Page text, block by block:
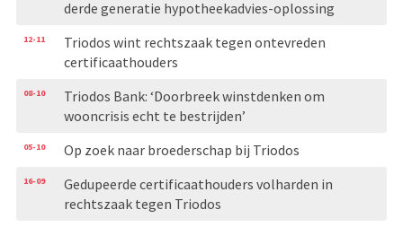
derde generatie hypotheekadvies-oplossing
12-11
Triodos wint rechtszaak tegen ontevreden
certificaathouders
08-10
Triodos Bank: ‘Doorbreek winstdenken om
wooncrisis echt te bestrijden’
05-10 Op zoek naar broederschap bij Triodos
16-09
Gedupeerde certificaathouders volharden in
rechtszaak tegen Triodos